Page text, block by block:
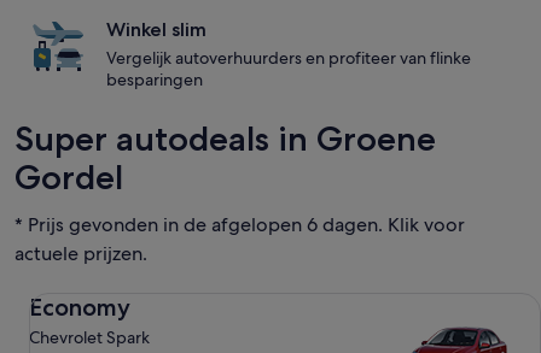
Winkel slim
Vergelijk autoverhuurders en profiteer van flinke
besparingen
Super autodeals in Groene
Gordel
* Prijs gevonden in de afgelopen 6 dagen. Klik voor
actuele prijzen.
Economy
Chevrolet Spark